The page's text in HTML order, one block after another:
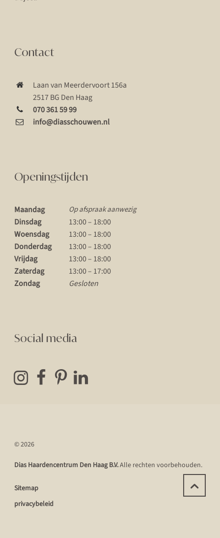
Contact
Laan van Meerdervoort 156a
2517 BG Den Haag
070 361 59 99
info@diasschouwen.nl
Openingstijden
Maandag Op afspraak aanwezig
Dinsdag
13:00 – 18:00
Woensdag
13:00 – 18:00
Donderdag
13:00 – 18:00
Vrijdag
13:00 – 18:00
Zaterdag
13:00 – 17:00
Zondag
Gesloten
Social media
© 2026
Dias Haardencentrum Den Haag B.V.Alle rechten voorbehouden.
Sitemap
privacybeleid